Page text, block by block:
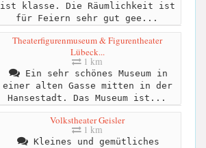
ist klasse. Die Räumlichkeit ist
für Feiern sehr gut gee...
Theaterfigurenmuseum & Figurentheater
Lübeck...
1 km
Ein sehr schönes Museum in
einer alten Gasse mitten in der
Hansestadt. Das Museum ist...
Volkstheater Geisler
1 km
Kleines und gemütliches